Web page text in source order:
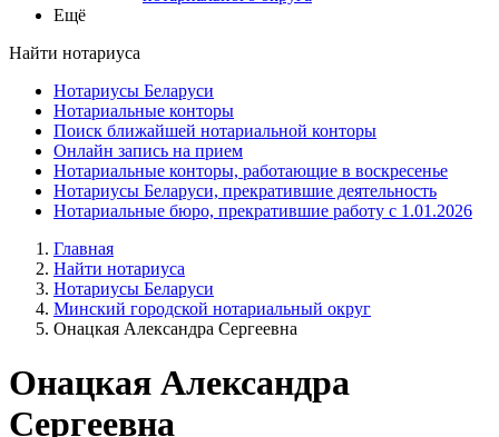
Ещё
Найти нотариуса
Нотариусы Беларуси
Нотариальные конторы
Поиск ближайшей нотариальной конторы
Онлайн запись на прием
Нотариальные конторы, работающие в воскресенье
Нотариусы Беларуси, прекратившие деятельность
Нотариальные бюро, прекратившие работу с 1.01.2026
Главная
Найти нотариуса
Нотариусы Беларуси
Минский городской нотариальный округ
Онацкая Александра Сергеевна
Онацкая Александра
Сергеевна